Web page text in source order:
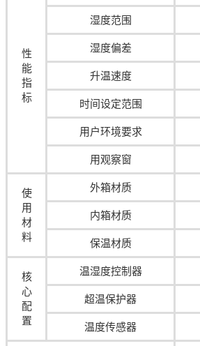
性
能
指
标
湿度范围
湿度偏差
升温速度
时间设定范围
用户环境要求
用观察窗
使
用
材
料
外箱材质
内箱材质
保温材质
核
心
配
置
温湿度控制器
超温保护器
温度传感器